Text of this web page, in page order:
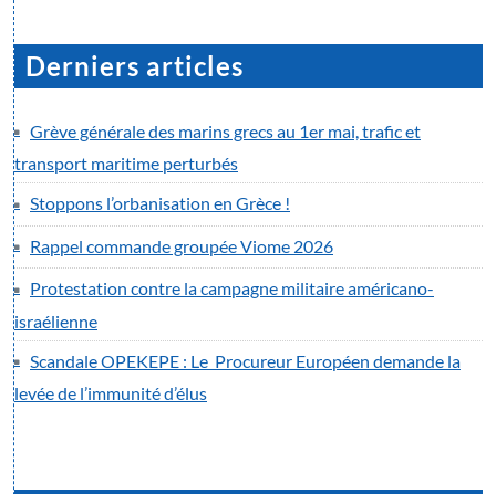
Derniers articles
Grève générale des marins grecs au 1er mai, trafic et
transport maritime perturbés
Stoppons l’orbanisation en Grèce !
Rappel commande groupée Viome 2026
Protestation contre la campagne militaire américano-
israélienne
Scandale OPEKEPE : Le Procureur Européen demande la
levée de l’immunité d’élus